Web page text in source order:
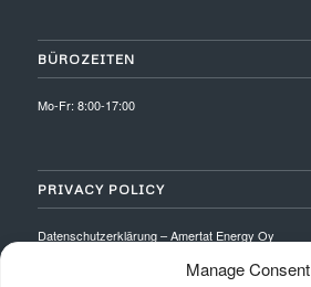
Manage Consent
BÜROZEITEN
Mo-Fr: 8:00-17:00
PRIVACY POLICY
Datenschutzerklärung – Amertat Energy Oy